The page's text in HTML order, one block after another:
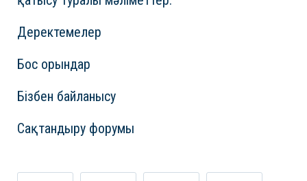
Деректемелер
Бос орындар
Бізбен байланысу
Сақтандыру форумы